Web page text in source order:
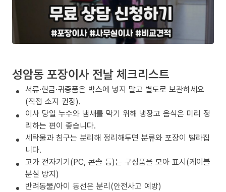
성암동 포장이사 전날 체크리스트
서류·현금·귀중품은 박스에 넣지 말고 별도로 보관하세요
(직접 소지 권장).
이사 당일 누수와 냄새를 막기 위해 냉장고 음식은 미리 정
리하는 편이 좋습니다.
세탁물과 침구는 분리해 정리해두면 분류와 포장이 빨라집
니다.
고가 전자기기(PC, 콘솔 등)는 구성품을 모아 표시(케이블
분실 방지)
반려동물/아이 동선은 분리(안전사고 예방)